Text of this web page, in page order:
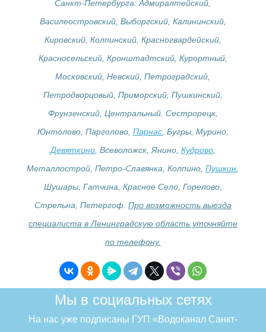
Санкт-Петербурга: Адмиралтейский,
Василеостровский, Выборгский, Калининский,
Кировский, Колпинский, Красногвардейский,
Красносельский, Кронштадтский, Курортный,
Московский, Невский, Петроградский,
Петродворцовый, Приморский, Пушкинский,
Фрунзенский, Центральный. Сестрорецк,
Юнтолово, Парголово, Парнас, Бугры, Мурино,
Девяткино, Всеволожск, Янино, Кудрово,
Металлострой, Петро-Славянка, Колпино,Пушкин,
Шушары, Гатчина, Красное Село, Горелово,
Стрельна, Петергоф. Про возможность выезда
специалиста в Ленинградскую область уточняйте
по телефону.
Мы в социальных сетях
На нас уже подписаны ГУП «Водоканал Санкт-